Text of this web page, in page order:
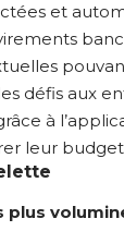
et
défis aux
à
leur
plus